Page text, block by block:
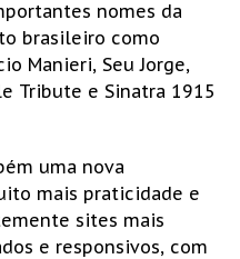
nomes da
brasileiro como
Manieri, Seu Jorge,
Tribute e Sinatra 1915
uma nova
mais praticidade e
sites mais
e responsivos, com